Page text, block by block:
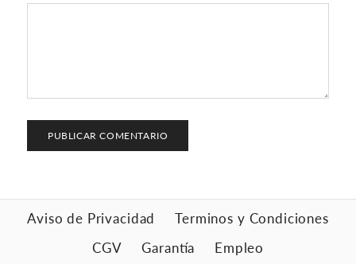
Aviso de Privacidad
Terminos y Condiciones
CGV
Garantía Empleo